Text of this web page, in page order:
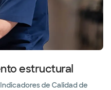
estructural
de Calidad de